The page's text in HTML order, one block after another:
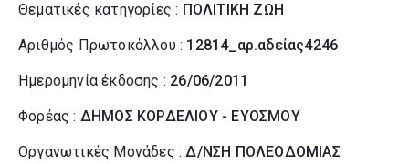
Θεματικές κατηγορίες : ΠΟΛΙΤΙΚΗ ΖΩΗ
Αριθμός Πρωτοκόλλου : 12814_αρ.αδείας4246
Ημερομηνία έκδοσης : 26/06/2011
Φορέας : ΔΗΜΟΣ ΚΟΡΔΕΛΙΟΥ - ΕΥΟΣΜΟΥ
Οργανωτικές Μονάδες :Δ/ΝΣΗ ΠΟΛΕΟΔΟΜΙΑΣ